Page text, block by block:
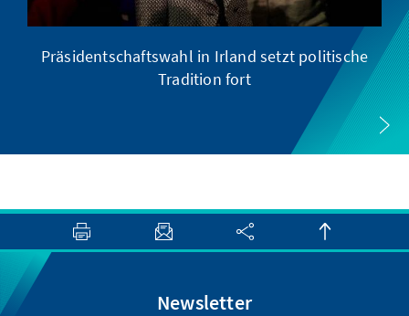
Präsidentschaftswahl in Irland setzt politische
Tradition fort
Newsletter